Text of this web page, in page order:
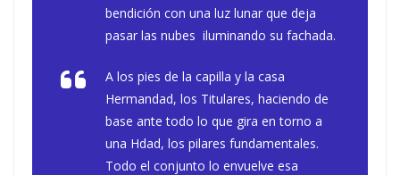
bendición con una luz lunar que deja
pasar las nubes iluminando su fachada.
A los pies de la capilla y la casa
Hermandad, los Titulares, haciendo de
base ante todo lo que gira en torno a
una Hdad, los pilares fundamentales.
Todo el conjunto lo envuelve esa